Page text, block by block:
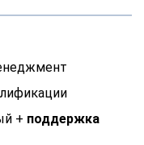
+ поддержка